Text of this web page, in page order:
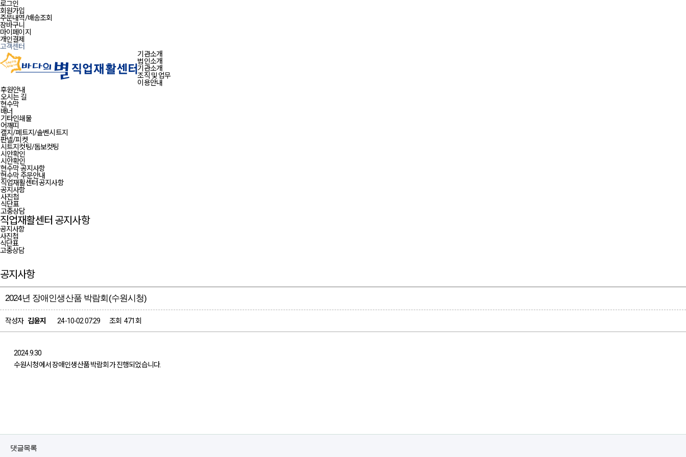
로그인
회원가입
주문내역/배송조회
장바구니
마이페이지
개인결제
고객센터
기관소개
법인소개
기관소개
조직 및 업무
이용안내
후원안내
오시는 길
현수막
배너
기타인쇄물
어깨띠
캘지/페트지/솔벤시트지
판넬/피켓
시트지컷팅/돔보컷팅
시안확인
시안확인
현수막 공지사항
현수막 주문안내
직업재활센터 공지사항
공지사항
사진첩
식단표
고충상담
직업재활센터 공지사항
공지사항
사진첩
식단표
고충상담
공지사항
2024년 장애인생산품 박람회(수원시청)
페이지 정보
작성자 김윤지 24-10-02 07:29 조회 471회
2024.9.30
수원시청에서 장애인생산품 박람회가 진행되었습니다.
댓글목록